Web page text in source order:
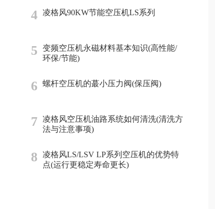
4 凌格风90KW节能空压机LS系列
5
变频空压机永磁材料基本知识(高性能/
环保/节能)
6 螺杆空压机的蕞小压力阀(保压阀)
7
凌格风空压机油路系统如何清洗(清洗方
法与注意事项)
8
凌格风LS/LSV LP系列空压机的优势特
点(运行更稳定寿命更长)